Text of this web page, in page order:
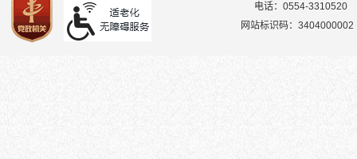
电话：0554-3310520
网站标识码：3404000002